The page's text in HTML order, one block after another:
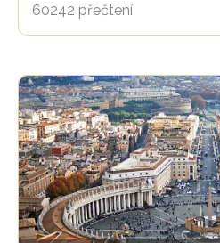
60242 přečtení